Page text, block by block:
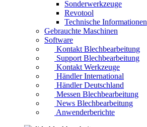
Sonderwerkzeuge
Revotool
Technische Informationen
Gebrauchte Maschinen
Software
Kontakt Blechbearbeitung
Support Blechbearbeitung
Kontakt Werkzeuge
Händler International
Händler Deutschland
Messen Blechbearbeitung
News Blechbearbeitung
Anwenderberichte